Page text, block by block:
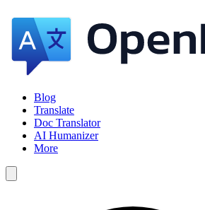
Blog
Translate
Doc Translator
AI Humanizer
More